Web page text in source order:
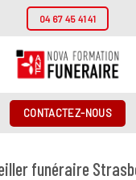
04 67 45 41 41
CONTACTEZ-NOUS
funéraire